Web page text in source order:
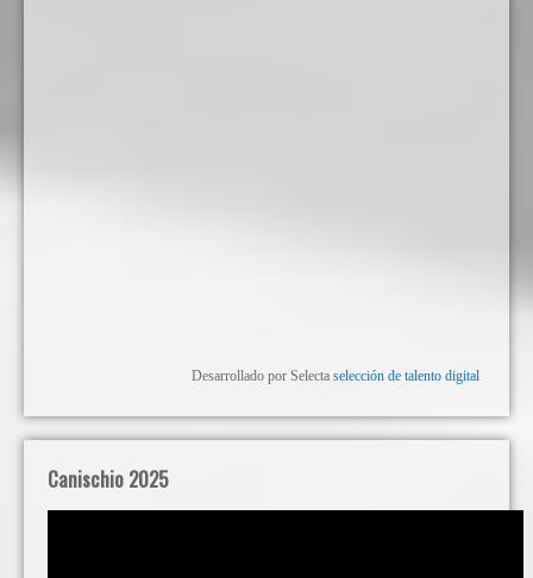
Desarrollado por Selecta selección de talento digital
Canischio 2025